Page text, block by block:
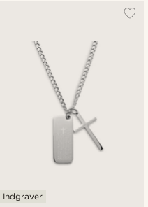
Indgraver